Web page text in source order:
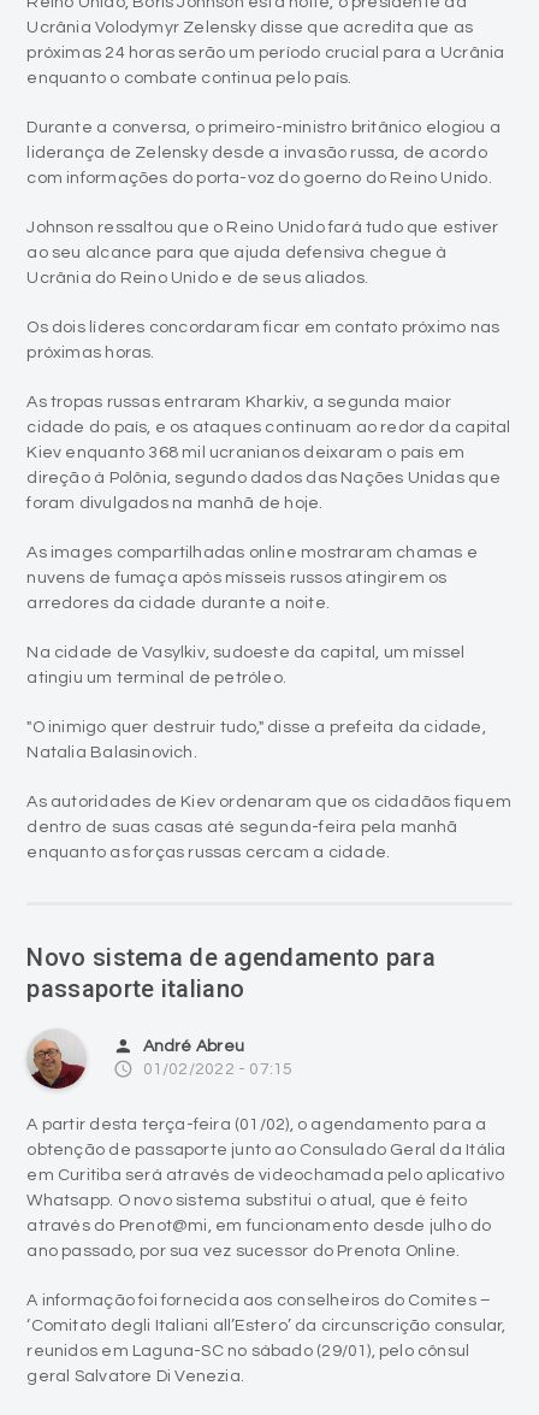
Ucrânia Volodymyr Zelensky disse que acredita que as
próximas 24 horas serão um período crucial para a Ucrânia
enquanto o combate continua pelo país.
Durante a conversa, o primeiro-ministro britânico elogiou a
liderança de Zelensky desde a invasão russa, de acordo
com informações do porta-voz do goerno do Reino Unido.
Johnson ressaltou que o Reino Unido fará tudo que estiver
ao seu alcance para que ajuda defensiva chegue à
Ucrânia do Reino Unido e de seus aliados.
Os dois líderes concordaram ficar em contato próximo nas
próximas horas.
As tropas russas entraram Kharkiv, a segunda maior
cidade do país, e os ataques continuam ao redor da capital
Kiev enquanto 368 mil ucranianos deixaram o país em
direção à Polônia, segundo dados das Nações Unidas que
foram divulgados na manhã de hoje.
As images compartilhadas online mostraram chamas e
nuvens de fumaça após mísseis russos atingirem os
arredores da cidade durante a noite.
Na cidade de Vasylkiv, sudoeste da capital, um míssel
atingiu um terminal de petróleo.
"O inimigo quer destruir tudo," disse a prefeita da cidade,
Natalia Balasinovich.
As autoridades de Kiev ordenaram que os cidadãos fiquem
dentro de suas casas até segunda-feira pela manhã
enquanto as forças russas cercam a cidade.
Novo sistema de agendamento para
passaporte italiano
person André Abreu
access_time 01/02/2022 - 07:15
A partir desta terça-feira (01/02), o agendamento para a
obtenção de passaporte junto ao Consulado Geral da Itália
em Curitiba será através de videochamada pelo aplicativo
Whatsapp. O novo sistema substitui o atual, que é feito
através do Prenot@mi, em funcionamento desde julho do
ano passado, por sua vez sucessor do Prenota Online.
A informação foi fornecida aos conselheiros do Comites –
‘Comitato degli Italiani all’Estero’ da circunscrição consular,
reunidos em Laguna-SC no sábado (29/01), pelo cônsul
geral Salvatore Di Venezia.